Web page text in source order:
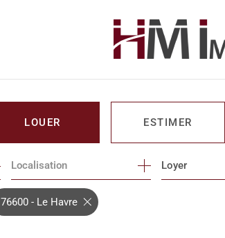
LOUER
DE L'IMMO PRO
ESTIMER
Localisation Loyer
76600 - Le Havre